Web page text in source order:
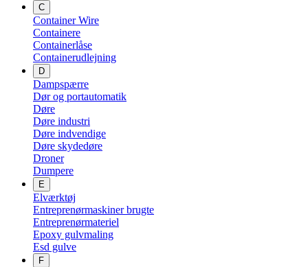
C
Container Wire
Containere
Containerlåse
Containerudlejning
D
Dampspærre
Dør og portautomatik
Døre
Døre industri
Døre indvendige
Døre skydedøre
Droner
Dumpere
E
Elværktøj
Entreprenørmaskiner brugte
Entreprenørmateriel
Epoxy gulvmaling
Esd gulve
F